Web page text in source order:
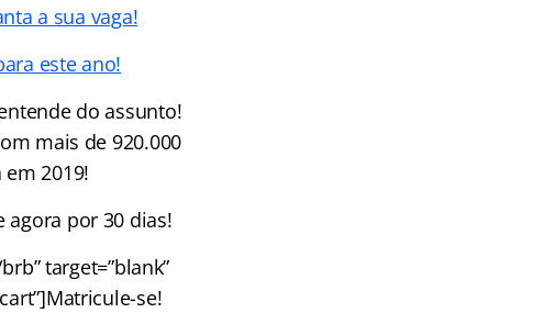
a sua vaga!
este ano!
do assunto!
mais de 920.000
2019!
agora por 30 dias!
target=”blank”
se!